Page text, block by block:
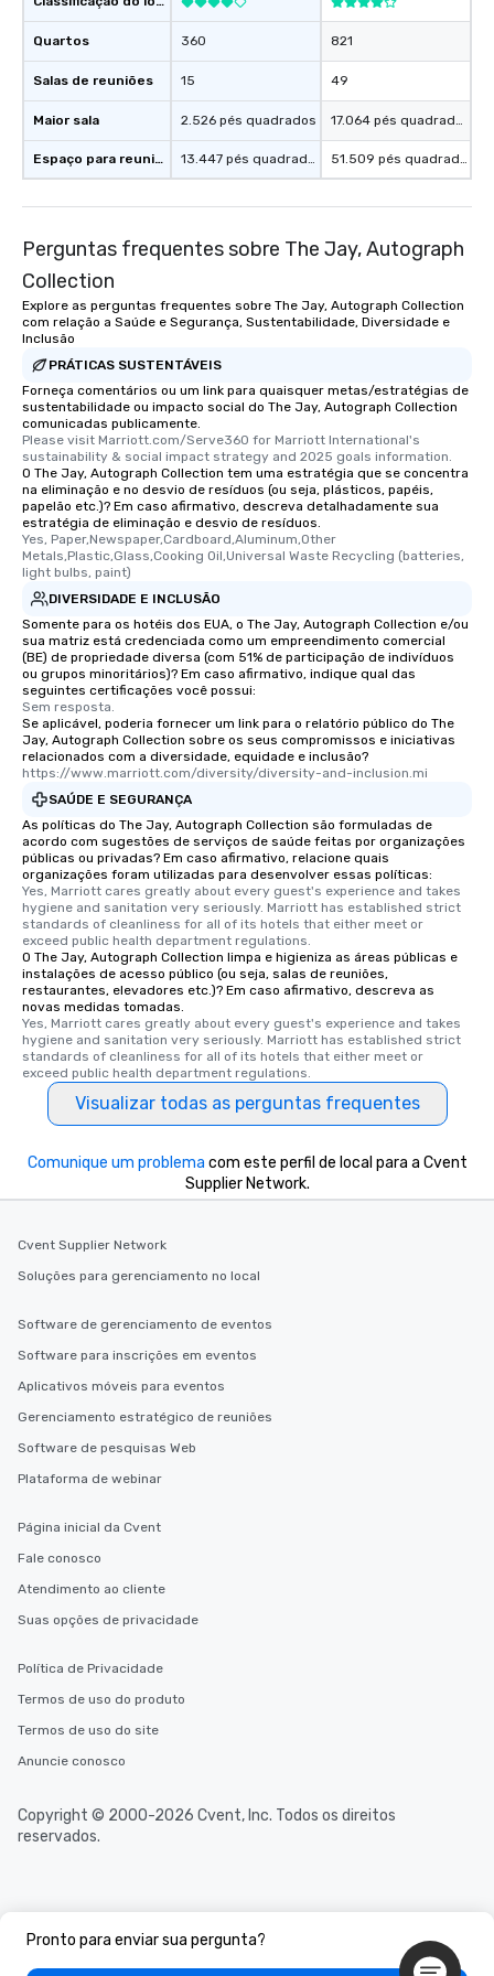
What’s more, your
a special warm
which can be an
those Instagram
For added ease, we
transportation pick-
as well as an event
experience, we can
glittering lights of The
Memorable
experienced, and all
remember. Our one-
are special, from the
last. It’s an
will reminisce about
leave. Location, Location, Location
convenient and
walking distance of
short stroll allows
members a chance to
heading to the next
itinerary. You Get a Dinner and a Show
Our tours offer an
who leads the group
offering engaging
fascinating stories.
interactive
along the way
Different Types of
experiences offer the
several renowned
convenient outing,
and your guests
discovered otherwise
at a typical corporate
in the city and dive
selected dishes are
Quartos
Salas de reuniões
Maior sala
Espaço para reuniões
360
15
2.526 pés quadrados
13.447 pés quadrados
821
49
17.064 pés quadrados
51.509 pés quadrados
Perguntas frequentes sobre The Jay, Autograph
Collection
Explore as perguntas frequentes sobre The Jay, Autograph Collection
com relação a Saúde e Segurança, Sustentabilidade, Diversidade e
Inclusão
PRÁTICAS SUSTENTÁVEIS
Forneça comentários ou um link para quaisquer metas/estratégias de
sustentabilidade ou impacto social do The Jay, Autograph Collection
comunicadas publicamente.
Please visit Marriott.com/Serve360 for Marriott International's
sustainability & social impact strategy and 2025 goals information.
O The Jay, Autograph Collection tem uma estratégia que se concentra
na eliminação e no desvio de resíduos (ou seja, plásticos, papéis,
papelão etc.)? Em caso afirmativo, descreva detalhadamente sua
estratégia de eliminação e desvio de resíduos.
Yes, Paper,Newspaper,Cardboard,Aluminum,Other
Metals,Plastic,Glass,Cooking Oil,Universal Waste Recycling (batteries,
light bulbs, paint)
DIVERSIDADE E INCLUSÃO
Somente para os hotéis dos EUA, o The Jay, Autograph Collection e/ou
sua matriz está credenciada como um empreendimento comercial
(BE) de propriedade diversa (com 51% de participação de indivíduos
ou grupos minoritários)? Em caso afirmativo, indique qual das
seguintes certificações você possui:
Sem resposta.
Se aplicável, poderia fornecer um link para o relatório público do The
Jay, Autograph Collection sobre os seus compromissos e iniciativas
relacionados com a diversidade, equidade e inclusão?
https://www.marriott.com/diversity/diversity-and-inclusion.mi
SAÚDE E SEGURANÇA
As políticas do The Jay, Autograph Collection são formuladas de
acordo com sugestões de serviços de saúde feitas por organizações
públicas ou privadas? Em caso afirmativo, relacione quais
organizações foram utilizadas para desenvolver essas políticas:
Yes, Marriott cares greatly about every guest's experience and takes
hygiene and sanitation very seriously. Marriott has established strict
standards of cleanliness for all of its hotels that either meet or
exceed public health department regulations.
O The Jay, Autograph Collection limpa e higieniza as áreas públicas e
instalações de acesso público (ou seja, salas de reuniões,
restaurantes, elevadores etc.)? Em caso afirmativo, descreva as
novas medidas tomadas.
Yes, Marriott cares greatly about every guest's experience and takes
hygiene and sanitation very seriously. Marriott has established strict
standards of cleanliness for all of its hotels that either meet or
exceed public health department regulations.
Visualizar todas as perguntas frequentes
Pronto para enviar sua pergunta?
Comunique um problema com este perfil de local para a Cvent
Supplier Network.
Cvent Supplier Network
Soluções para gerenciamento no local
Software de gerenciamento de eventos
Software para inscrições em eventos
Aplicativos móveis para eventos
Gerenciamento estratégico de reuniões
Software de pesquisas Web
Plataforma de webinar
Página inicial da Cvent
Fale conosco
Atendimento ao cliente
Suas opções de privacidade
Política de Privacidade
Termos de uso do produto
Termos de uso do site
Anuncie conosco
Copyright © 2000-2026 Cvent, Inc. Todos os direitos
reservados.